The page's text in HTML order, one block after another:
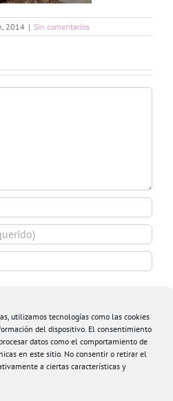
utilizamos tecnologías como las cookies
del dispositivo. El consentimiento
datos como el comportamiento de
en este sitio. No consentir o retirar el
a ciertas características y
2014 | Sin comentarios
vez que comente.